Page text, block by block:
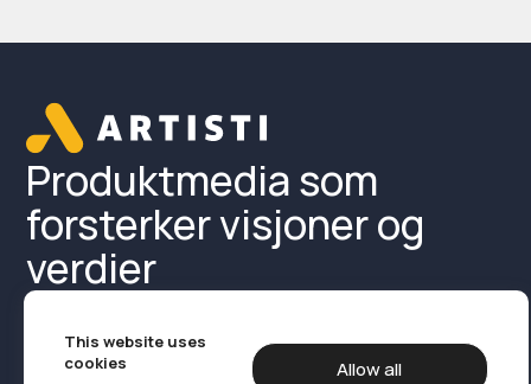
This website uses
cookies
Allow all
Produktmedia som
forsterker visjoner og
verdier